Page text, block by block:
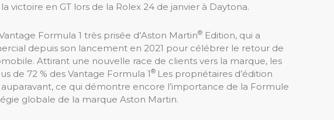
victoire en GT lors de la Rolex 24 de janvier à Daytona.
Formula 1 très prisée d’Aston Martin® Edition, qui a
depuis son lancement en 2021 pour célébrer le retour de
Attirant une nouvelle race de clients vers la marque, les
de 72 % des Vantage Formula 1® Les propriétaires d’édition
auparavant, ce qui démontre encore l’importance de la Formule
globale de la marque Aston Martin.